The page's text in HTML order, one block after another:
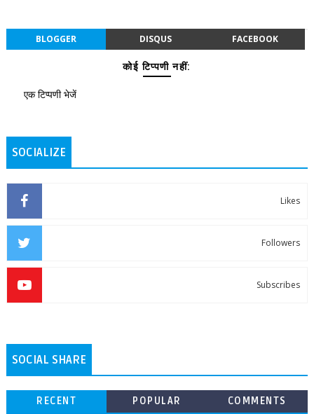
BLOGGER DISQUS FACEBOOK
कोई टिप्पणी नहीं:
एक टिप्पणी भेजें
SOCIALIZE
Likes
Followers
Subscribes
SOCIAL SHARE
RECENT POPULAR COMMENTS